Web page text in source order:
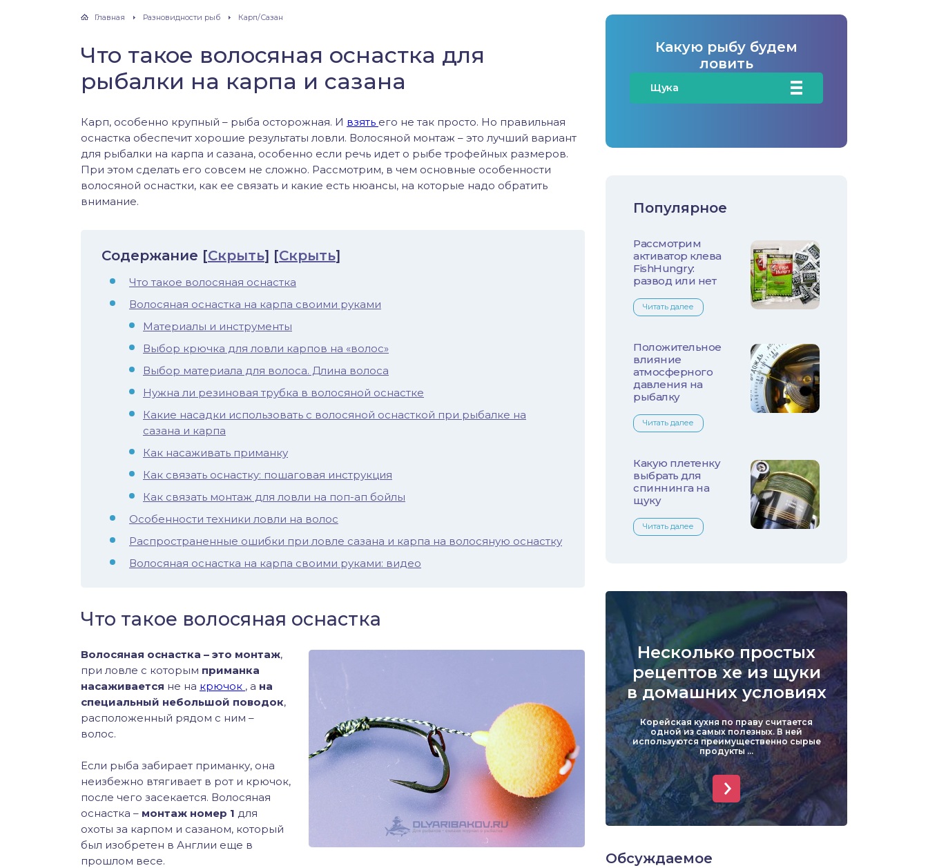
Главная Разновидности рыб Карп/Сазан
Что такое волосяная оснастка для
рыбалки на карпа и сазана
Карп, особенно крупный – рыба осторожная. И взять его не так просто. Но правильная
оснастка обеспечит хорошие результаты ловли. Волосяной монтаж – это лучший вариант
для рыбалки на карпа и сазана, особенно если речь идет о рыбе трофейных размеров.
При этом сделать его совсем не сложно. Рассмотрим, в чем основные особенности
волосяной оснастки, как ее связать и какие есть нюансы, на которые надо обратить
внимание.
Содержание [Скрыть] [Скрыть]
Что такое волосяная оснастка
Волосяная оснастка на карпа своими руками
Материалы и инструменты
Выбор крючка для ловли карпов на «волос»
Выбор материала для волоса. Длина волоса
Нужна ли резиновая трубка в волосяной оснастке
Какие насадки использовать с волосяной оснасткой при рыбалке на
сазана и карпа
Как насаживать приманку
Как связать оснастку: пошаговая инструкция
Как связать монтаж для ловли на поп-ап бойлы
Особенности техники ловли на волос
Распространенные ошибки при ловле сазана и карпа на волосяную оснастку
Волосяная оснастка на карпа своими руками: видео
Что такое волосяная оснастка
Волосяная оснастка – это монтаж,
при ловле с которым приманка
насаживается не на крючок , а на
специальный небольшой поводок,
расположенный рядом с ним –
волос.
Если рыба забирает приманку, она
неизбежно втягивает в рот и крючок,
после чего засекается. Волосяная
оснастка – монтаж номер 1 для
охоты за карпом и сазаном, который
был изобретен в Англии еще в
прошлом весе.
Какую рыбу будем
ловить
Щука
Карп/Сазан
Судак
Голавль
Жерех
Лещ
Язь
Линь
Налим
Осетр
Ротан
Уклейка
Форель
Хариус
Чехонь
Популярное
Рассмотрим
активатор клева
FishHungry:
развод или нет
Читать далее
Положительное
влияние
атмосферного
давления на
рыбалку
Читать далее
Какую плетенку
выбрать для
спиннинга на
щуку
Читать далее
Несколько простых
рецептов хе из щуки
в домашних условиях
Корейская кухня по праву считается
одной из самых полезных. В ней
используются преимущественно сырые
продукты ...
Обсуждаемое